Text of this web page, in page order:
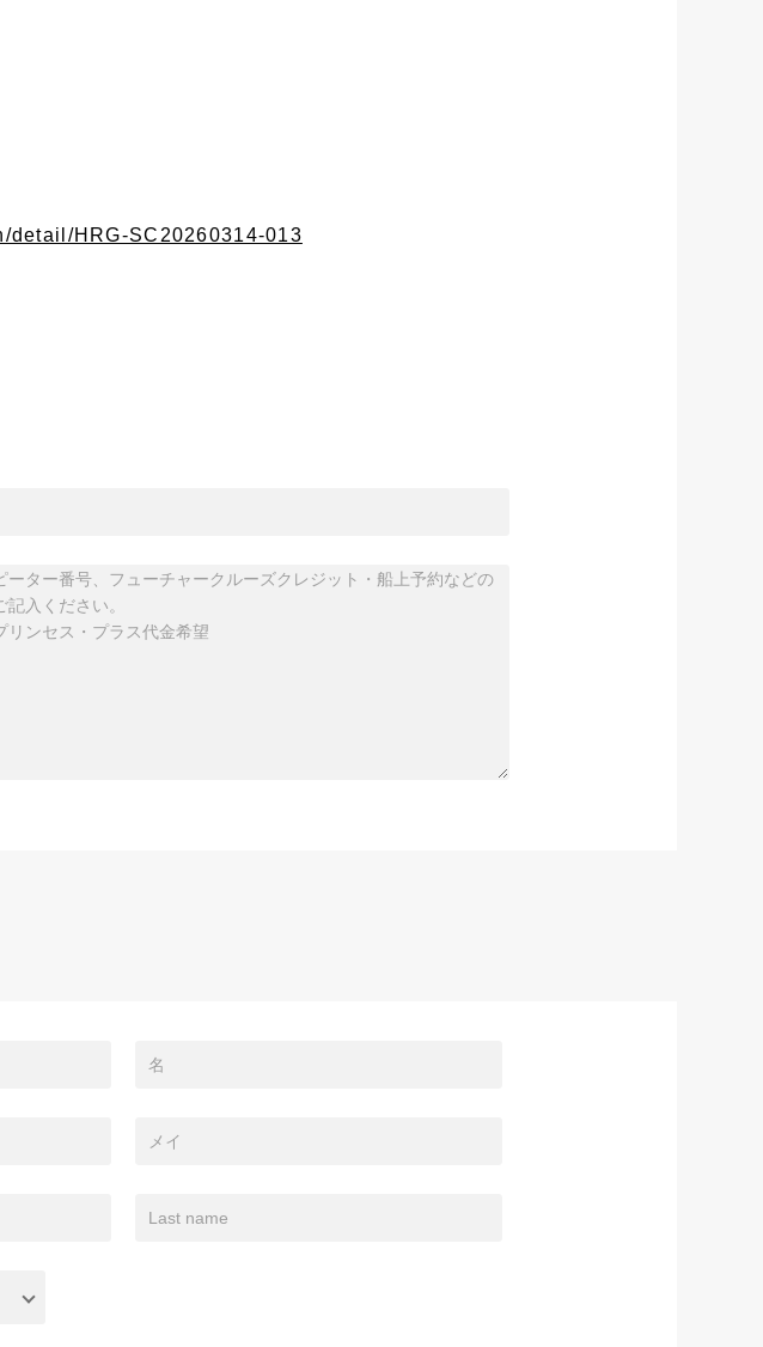
detail/HRG-SC20260314-013